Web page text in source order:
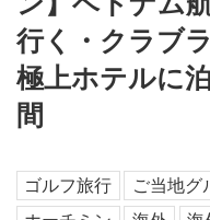
行く・クラブ
極上ホテルに
間
ゴルフ旅行 ご当地グ